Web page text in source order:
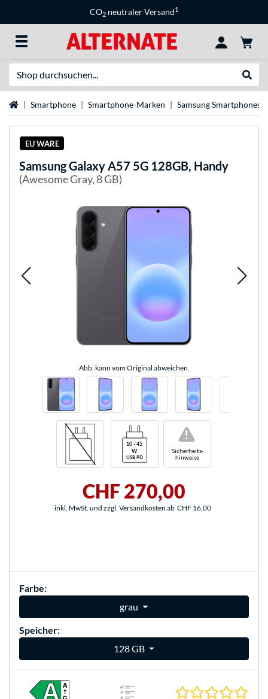
CO2 neutraler Versand1
StartseiteSmartphone Smartphone-Marken Samsung Smartphones
EU WARE
SamsungGalaxy A57 5G 128GB, Handy
(Awesome Gray, 8 GB)
Abb. kann vom Original abweichen.
Sicherheits-
hinweise
!
CHF 270,00
inkl. MwSt. und zzgl. Versandkosten ab CHF 16,00
Farbe:
grau
Speicher:
128 GB